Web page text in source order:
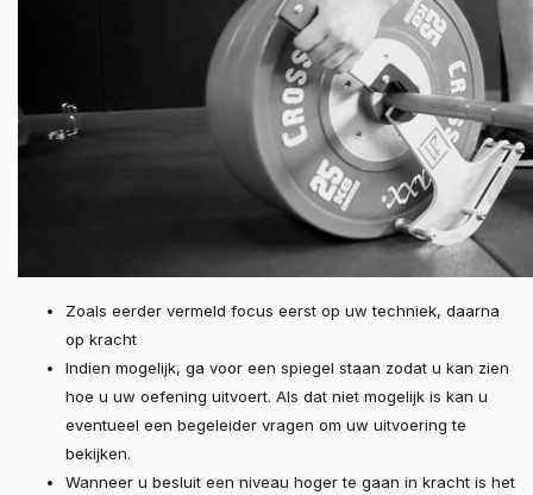
Zoals eerder vermeld focus eerst op uw techniek, daarna
op kracht
Indien mogelijk, ga voor een spiegel staan zodat u kan zien
hoe u uw oefening uitvoert. Als dat niet mogelijk is kan u
eventueel een begeleider vragen om uw uitvoering te
bekijken.
Wanneer u besluit een niveau hoger te gaan in kracht is het